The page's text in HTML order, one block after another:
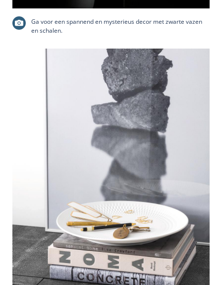
Ga voor een spannend en mysterieus decor met zwarte vazen
en schalen.